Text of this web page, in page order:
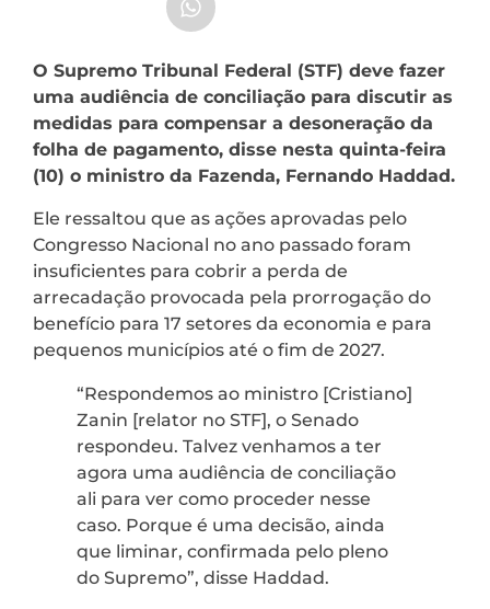
O Supremo Tribunal Federal (STF) deve fazer
uma audiência de conciliação para discutir as
medidas para compensar a desoneração da
folha de pagamento, disse nesta quinta-feira
(10) o ministro da Fazenda, Fernando Haddad.
Ele ressaltou que as ações aprovadas pelo
Congresso Nacional no ano passado foram
insuficientes para cobrir a perda de
arrecadação provocada pela prorrogação do
benefício para 17 setores da economia e para
pequenos municípios até o fim de 2027.
“Respondemos ao ministro [Cristiano]
Zanin [relator no STF], o Senado
respondeu. Talvez venhamos a ter
agora uma audiência de conciliação
ali para ver como proceder nesse
caso. Porque é uma decisão, ainda
que liminar, confirmada pelo pleno
do Supremo”, disse Haddad.